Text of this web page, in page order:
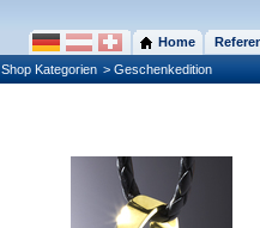
Home
Shop Kategorien > Geschenkedition